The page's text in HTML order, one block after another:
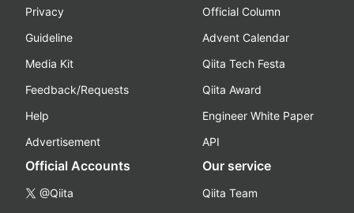
Privacy
Guideline
Media Kit
Feedback/Requests
Help
Advertisement
Official Column
Advent Calendar
Qiita Tech Festa
Qiita Award
Engineer White Paper
API
Official Accounts
@Qiita
Our service
Qiita Team